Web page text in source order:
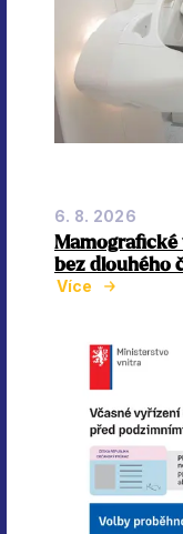
6. 8. 2026
Mamografické
bez dlouhého
Více